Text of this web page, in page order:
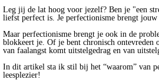
Leg jij de lat hoog voor jezelf? Ben je "een
liefst perfect is. Je perfectionisme brengt jouw
Maar perfectionisme brengt je ook in de
blokkeert je. Of je bent chronisch ontevreden
van faalangst komt uitstelgedrag en van
In dit artikel sta ik stil bij het “waarom” van
leesplezier!